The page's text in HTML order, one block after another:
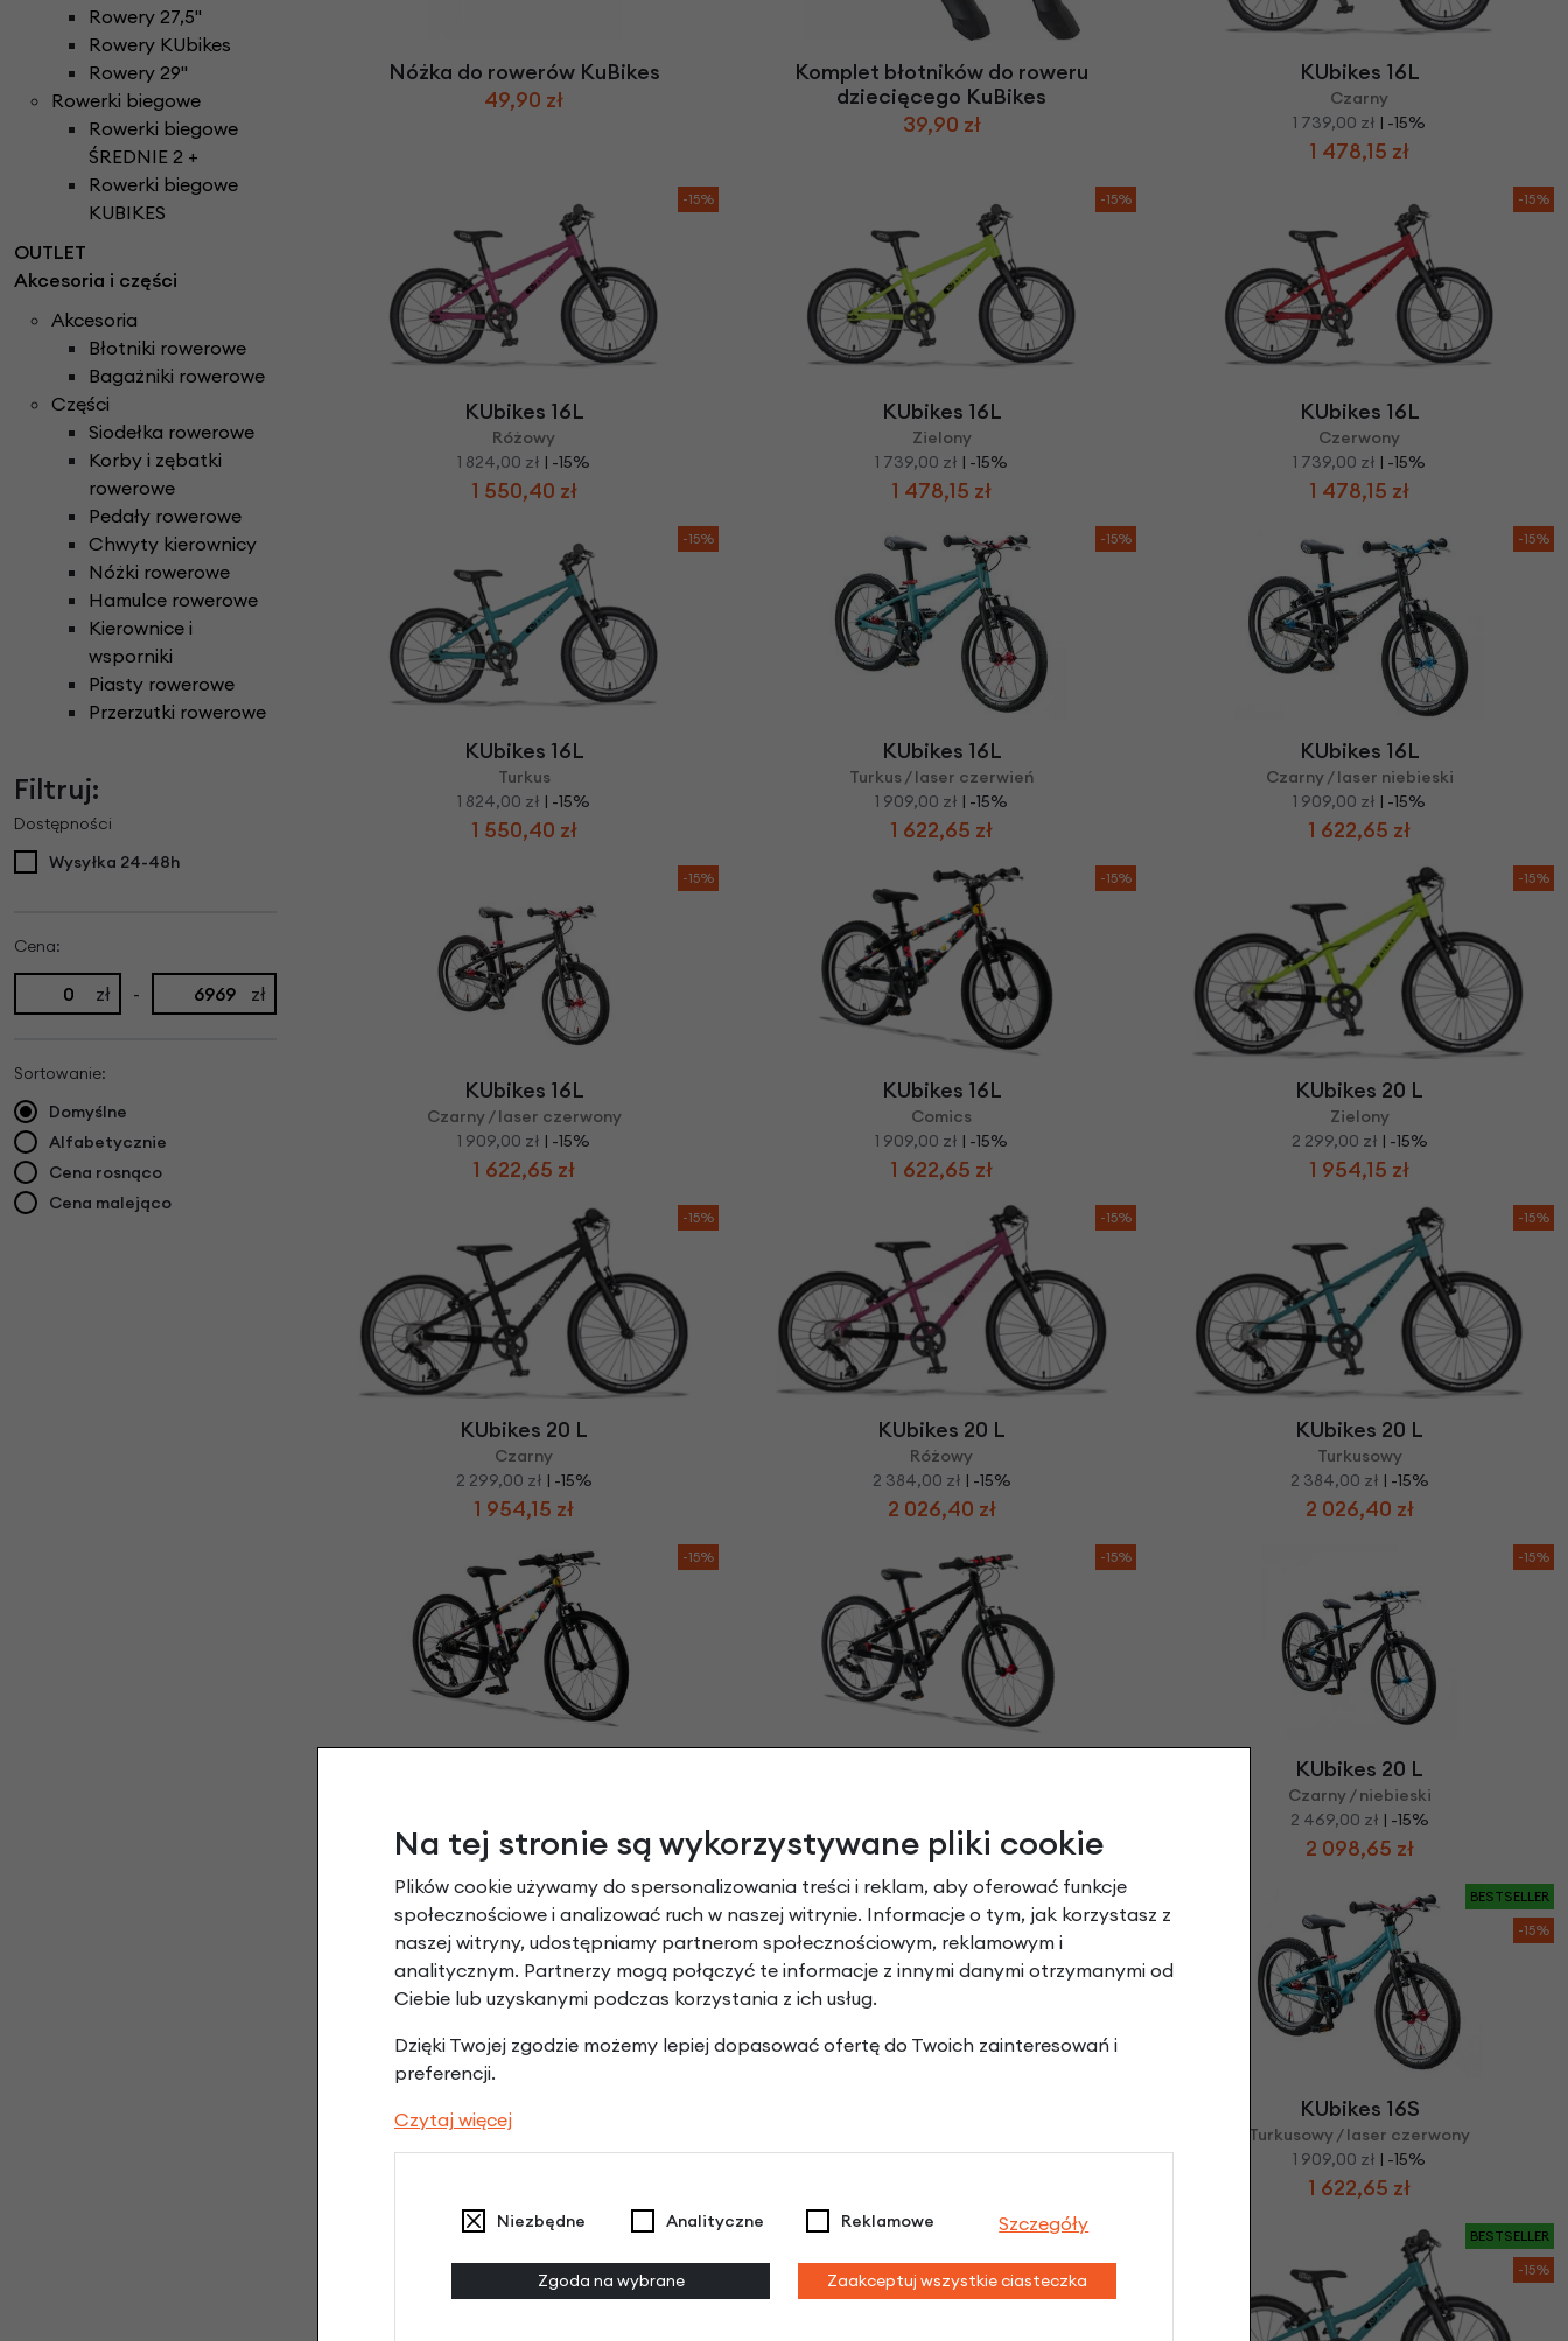
Rowery Składane
Rowery Tandem
Rowery Trójkołowe
Rowerki biegowe
Rowery Cargo / transportowe
Części do rowerów elektrycznych
Dzwonki rowerowe
F oteliki rowerowe
Hamulce rowerowe
asety i wolnobiegi
Kaski rowerowe
Napęd paskowy Gates
Narzędzia rowerowe
Przerzutki rowerowe
owery transportowe - akcesoria
Strida - części
akrętki i obejmy
Rowery 27,5"
Rowery KUbikes
Rowery 29"
Rowerki biegowe
Rowerki biegowe
ŚREDNIE 2 +
Rowerki biegowe
KUBIKES
OUTLET
Akcesoria i części
Akcesoria
Błotniki rowerowe
Bagażniki rowerowe
Części
Siodełka rowerowe
Korby i zębatki
rowerowe
Pedały rowerowe
Chwyty kierownicy
Nóżki rowerowe
Hamulce rowerowe
Kierownice i
wsporniki
Piasty rowerowe
Przerzutki rowerowe
Filtruj:
Dostępności
Wysyłka 24-48h
Cena:
zł - zł
Sortowanie:
Domyślne
Alfabetycznie
Cena rosnąco
Cena malejąco
Nóżka do rowerów KuBikes
49,90 zł
Komplet błotników do roweru
dziecięcego KuBikes
39,90 zł
KUbikes 16L
Czarny
1 739,00 zł | -15%
1 478,15 zł
-15%
KUbikes 16L
Różowy
1 824,00 zł | -15%
1 550,40 zł
-15%
KUbikes 16L
Zielony
1 739,00 zł | -15%
1 478,15 zł
-15%
KUbikes 16L
Czerwony
1 739,00 zł | -15%
1 478,15 zł
-15%
KUbikes 16L
Turkus
1 824,00 zł | -15%
1 550,40 zł
-15%
KUbikes 16L
Turkus / laser czerwień
1 909,00 zł | -15%
1 622,65 zł
-15%
KUbikes 16L
Czarny / laser niebieski
1 909,00 zł | -15%
1 622,65 zł
-15%
KUbikes 16L
Czarny / laser czerwony
1 909,00 zł | -15%
1 622,65 zł
-15%
KUbikes 16L
Comics
1 909,00 zł | -15%
1 622,65 zł
-15%
KUbikes 20 L
Zielony
2 299,00 zł | -15%
1 954,15 zł
-15%
KUbikes 20 L
Czarny
2 299,00 zł | -15%
1 954,15 zł
-15%
KUbikes 20 L
Różowy
2 384,00 zł | -15%
2 026,40 zł
-15%
KUbikes 20 L
Turkusowy
2 384,00 zł | -15%
2 026,40 zł
-15%
2 098,65 zł
-15%
2 098,65 zł
-15%
KUbikes 20 L
Czarny / niebieski
2 469,00 zł | -15%
2 098,65 zł
-15%
KUbikes 20 L
turkusowy + laser red
2 469,00 zł | -15%
BESTSELLER
-24%
1 699,00 zł | -24%
BESTSELLER
-15%
KUbikes 16S
Turkusowy / laser czerwony
1 909,00 zł | -15%
1 622,65 zł
BESTSELLER
-15%
BESTSELLER
-15%
BESTSELLER
-15%
Na tej stronie są wykorzystywane pliki cookie
Plików cookie używamy do spersonalizowania treści i reklam, aby oferować funkcje
społecznościowe i analizować ruch w naszej witrynie. Informacje o tym, jak korzystasz z
naszej witryny, udostępniamy partnerom społecznościowym, reklamowym i
analitycznym. Partnerzy mogą połączyć te informacje z innymi danymi otrzymanymi od
Ciebie lub uzyskanymi podczas korzystania z ich usług.
Dzięki Twojej zgodzie możemy lepiej dopasować ofertę do Twoich zainteresowań i
preferencji.
Czytaj więcej
Niezbędne Analityczne Reklamowe Szczegóły
Zgoda na wybrane Zaakceptuj wszystkie ciasteczka